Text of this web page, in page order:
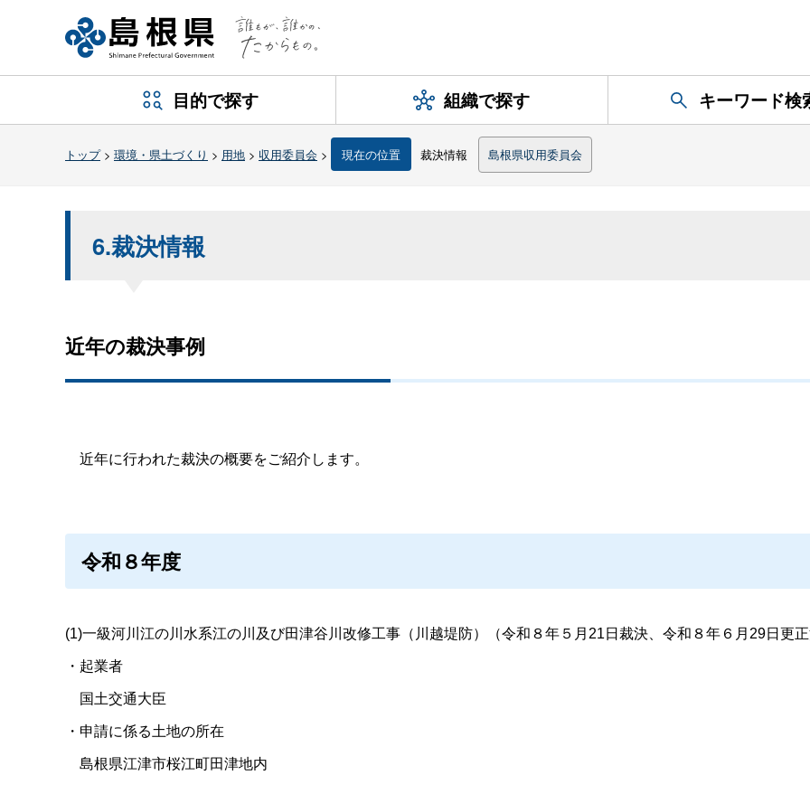
目的で探す 組織で探す キーワード検
トップ> 環境・県土づくり > 用地 > 収用委員会 > 現在の位置 裁決情報 島根県収用委員会
6.裁決情報
近年の裁決事例
近年に行われた裁決の概要をご紹介します。
令和８年度
(1)一級河川江の川水系江の川及び田津谷川改修工事（川越堤防）（令和８年５月21日裁決、令和８年６月29日更
・起業者
国土交通大臣
・申請に係る土地の所在
島根県江津市桜江町田津地内